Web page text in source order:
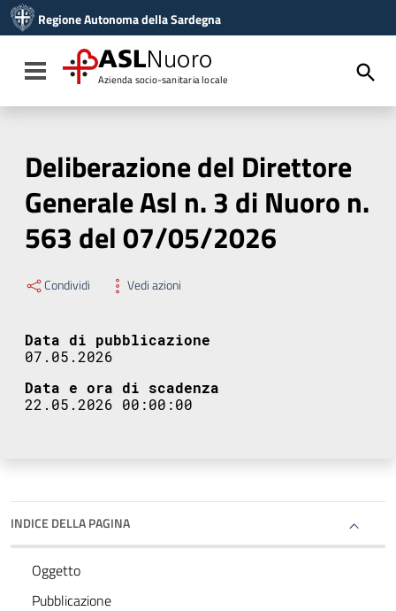
Vai al menu di navigazione
Vai al footer
Regione Autonoma della Sardegna
Toggle navigation
ASLNuoro
Azienda socio-sanitaria locale
Deliberazione del Direttore
Generale Asl n. 3 di Nuoro n.
563 del 07/05/2026
Condividi Vedi azioni
Data di pubblicazione
07.05.2026
Data e ora di scadenza
22.05.2026 00:00:00
INDICE DELLA PAGINA
Oggetto
Pubblicazione